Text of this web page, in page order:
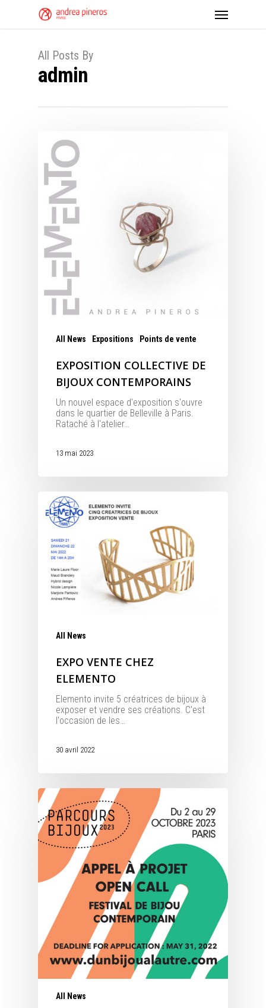
All Posts By
admin
All News Expositions Points de vente
EXPOSITION COLLECTIVE DE
BIJOUX CONTEMPORAINS
Un nouvel espace d'exposition s'ouvre
dans le quartier de Belleville à Paris.
Rataché à l'atelier…
13 mai 2023
All News
EXPO VENTE CHEZ
ELEMENTO
Elemento invite 5 créatrices de bijoux à
exposer et vendre ses créations. C'est
l'occasion de les…
30 avril 2022
All News